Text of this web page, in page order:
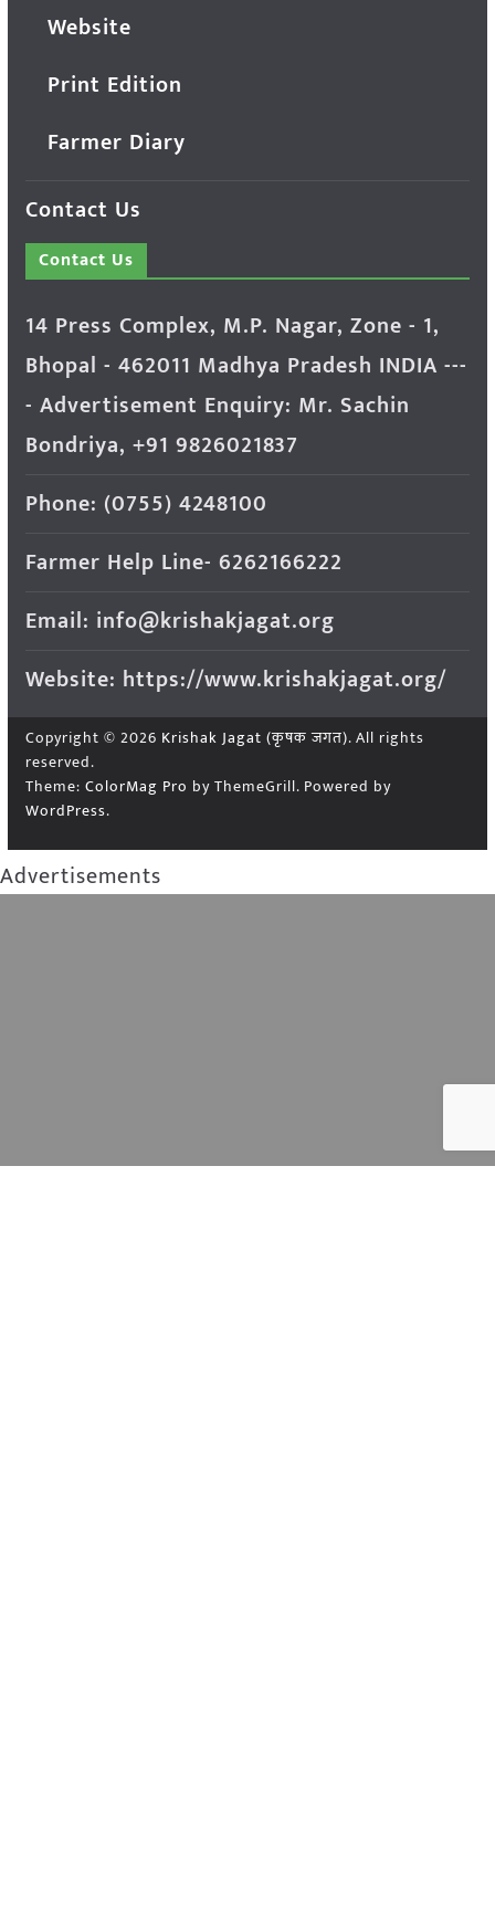
Website
Print Edition
Farmer Diary
Contact Us
Contact Us
14 Press Complex, M.P. Nagar, Zone - 1,
Bhopal - 462011 Madhya Pradesh INDIA ---
- Advertisement Enquiry: Mr. Sachin
Bondriya, +91 9826021837
Phone: (0755) 4248100
Farmer Help Line- 6262166222
Email: info@krishakjagat.org
Website: https://www.krishakjagat.org/
Copyright © 2026 Krishak Jagat (कृषक जगत). All rights
reserved.
Theme: ColorMag Pro by ThemeGrill. Powered by
WordPress.
Advertisements